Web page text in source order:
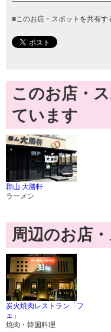
■このお店・スポットを共有す
このお店・
ています
郡山 大勝軒
ラーメン
周辺のお店
炭火焼肉レストラン「フ
ェ」
焼肉・韓国料理